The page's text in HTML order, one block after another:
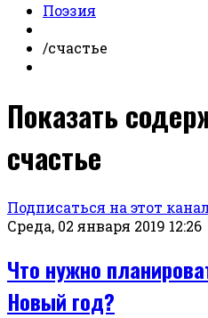
Поэзия
/счастье
Показать
счастье
Подписаться на этот
Среда, 02 января 2019 12:26
Что нужно
Новый год?